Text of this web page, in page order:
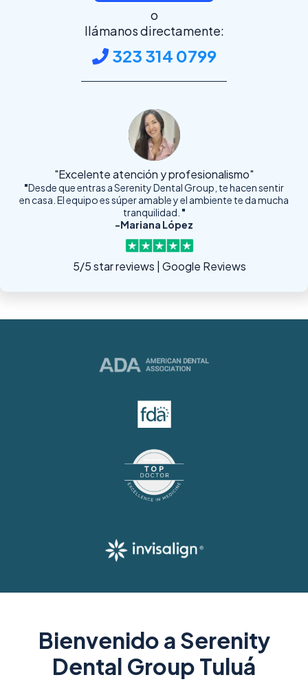
o
llámanos directamente:
323 314 0799
"Excelente atención y profesionalismo"
"Desde que entras a Serenity Dental Group, te hacen sentir
en casa. El equipo es súper amable y el ambiente te da mucha
tranquilidad. "
-Mariana López
5/5 star reviews | Google Reviews
Bienvenido a Serenity
Dental Group Tuluá